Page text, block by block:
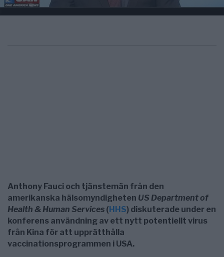
Anthony Fauci och tjänstemän från den
amerikanska hälsomyndigheten US Department of
Health & Human Services (HHS) diskuterade under en
konferens användning av ett nytt potentiellt virus
från Kina för att upprätthålla
vaccinationsprogrammen i USA.